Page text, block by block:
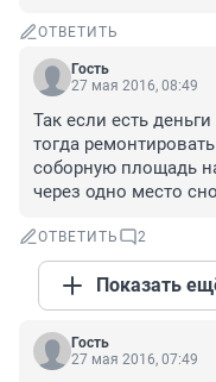
ОТВЕТИТЬ
Гость
27 мая 2016, 08:49
Так если есть
тогда
соборную площадь
через одно место
ОТВЕТИТЬ 2
Показать
Гость
27 мая 2016, 07:49